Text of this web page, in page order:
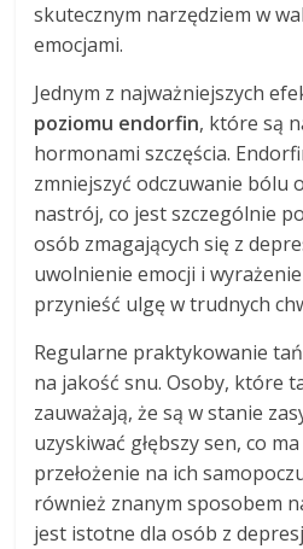
skutecznym narzędziem w
emocjami.
Jednym z najważniejszych
poziomu endorfin, które są
hormonami szczęścia.
zmniejszyć odczuwanie bólu
nastrój, co jest szczególnie
osób zmagających się z
uwolnienie emocji i
przynieść ulgę w trudnych
Regularne praktykowanie
na jakość snu. Osoby, które
zauważają, że są w stanie
uzyskiwać głębszy sen, co
przełożenie na ich
również znanym sposobem
jest istotne dla osób z